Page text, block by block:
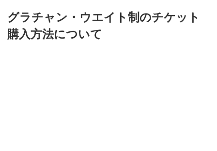
グラチャン・ウエイト制のチケット
購入方法について